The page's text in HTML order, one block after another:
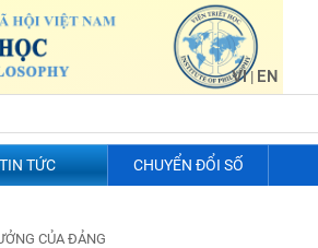
VI| EN
TIN TỨC CHUYỂN ĐỔI SỐ
CỦA ĐẢNG